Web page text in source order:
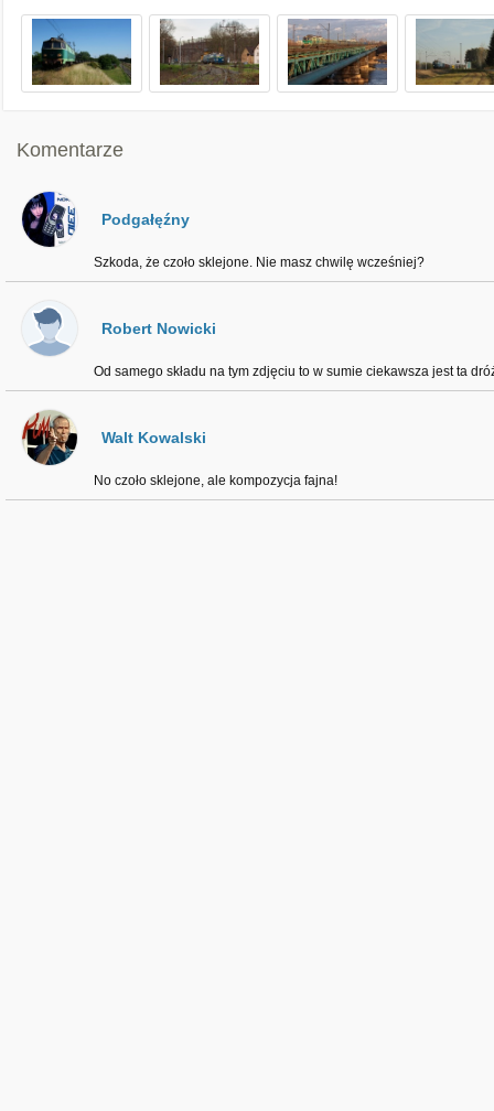
Komentarze
Podgałęźny
Szkoda, że czoło sklejone. Nie masz chwilę wcześniej?
Robert Nowicki
Od samego składu na tym zdjęciu to w sumie ciekawsza jest ta
Walt Kowalski
No czoło sklejone, ale kompozycja fajna!